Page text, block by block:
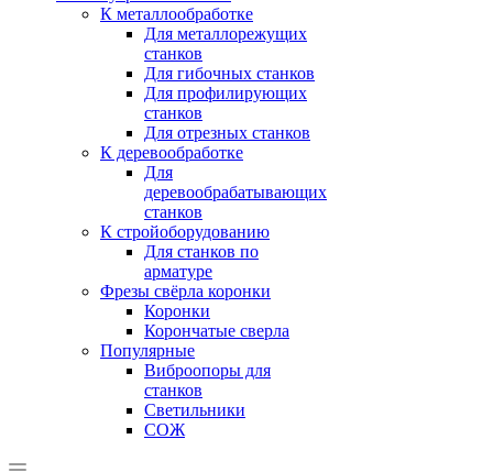
К металлообработке
Для металлорежущих
станков
Для гибочных станков
Для профилирующих
станков
Для отрезных станков
К деревообработке
Для
деревообрабатывающих
станков
К стройоборудованию
Для станков по
арматуре
Фрезы свёрла коронки
Коронки
Корончатые сверла
Популярные
Виброопоры для
станков
Светильники
СОЖ